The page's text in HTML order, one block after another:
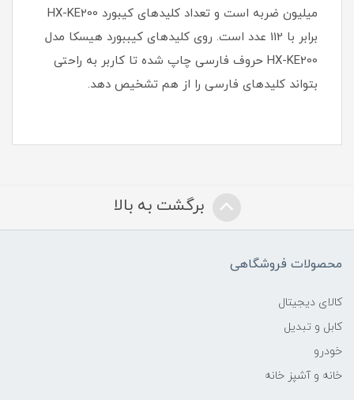
میلیون ضربه است و تعداد کلیدهای کیبورد HX-KE200
برابر با 112 عدد است. روی کلیدهای کیببورد هیسکا مدل
HX-KE200 حروف فارسی چاپ شده تا کاربر به راحتی
بتواند کلیدهای فارسی را از هم تشخیص دهد.
برگشت به بالا
محصولات فروشگاهی
کالای دیجیتال
کابل و تبدیل
خودرو
خانه و آشپز خانه